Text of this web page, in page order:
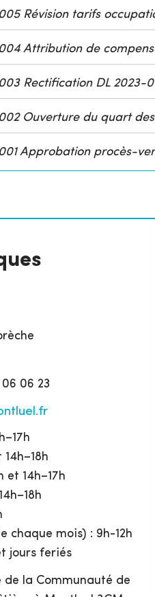
Révision tarifs
Attribution de
Rectification DL 2023-
Ouverture du quart
Approbation procès-
06 23
et 14h–17h
chaque mois) : 9h-12h
jours feriés
la Communauté de